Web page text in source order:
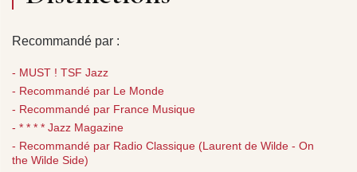
Recommandé par :
- MUST ! TSF Jazz
- Recommandé par Le Monde
- Recommandé par France Musique
- * * * * Jazz Magazine
- Recommandé par Radio Classique (Laurent de Wilde - On
the Wilde Side)